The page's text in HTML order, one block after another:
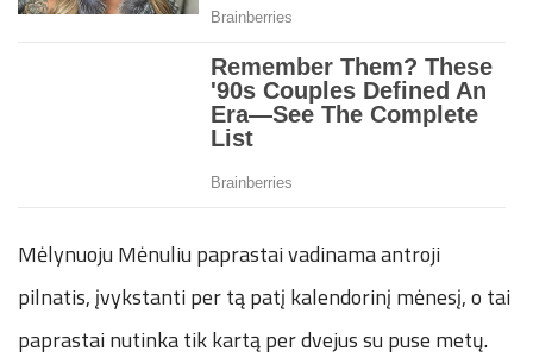
Mėlynuoju Mėnuliu paprastai vadinama antroji
pilnatis, įvykstanti per tą patį kalendorinį mėnesį, o tai
paprastai nutinka tik kartą per dvejus su puse metų.